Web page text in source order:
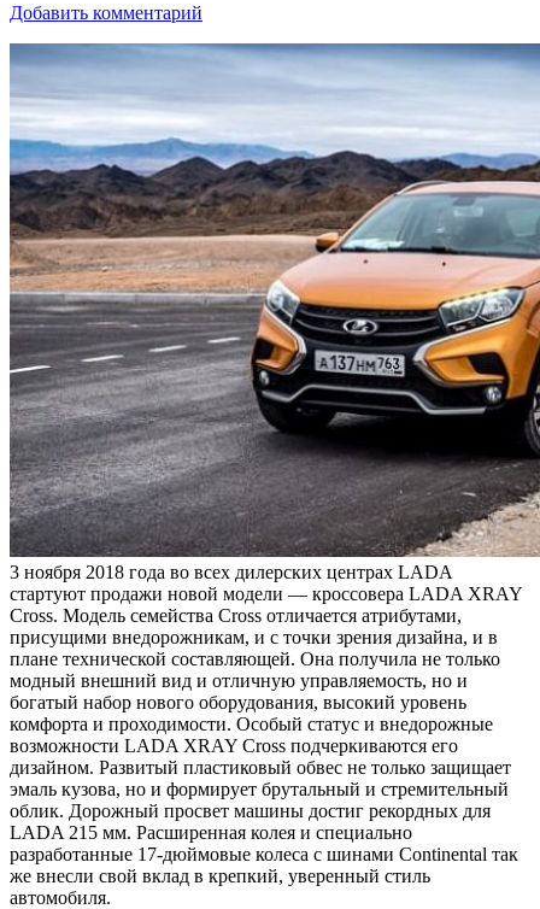
Добавить комментарий
3 ноября 2018 года во всех дилерских центрах LADA
стартуют продажи новой модели — кроссовера LADA XRAY
Cross. Модель семейства Cross отличается атрибутами,
присущими внедорожникам, и с точки зрения дизайна, и в
плане технической составляющей. Она получила не только
модный внешний вид и отличную управляемость, но и
богатый набор нового оборудования, высокий уровень
комфорта и проходимости. Особый статус и внедорожные
возможности LADA XRAY Cross подчеркиваются его
дизайном. Развитый пластиковый обвес не только защищает
эмаль кузова, но и формирует брутальный и стремительный
облик. Дорожный просвет машины достиг рекордных для
LADA 215 мм. Расширенная колея и специально
разработанные 17-дюймовые колеса с шинами Continental так
же внесли свой вклад в крепкий, уверенный стиль
автомобиля.